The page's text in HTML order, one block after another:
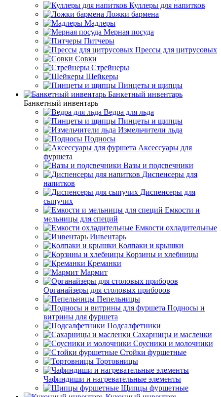
Куллеры для напитков
Ложки бармена
Мадлеры
Мерная посуда
Питчеры
Прессы для цитрусовых
Совки
Стрейнеры
Шейкеры
Пинцеты и щипцы
Банкетный инвентарь
Банкетный инвентарь
Ведра для льда
Пинцеты и щипцы
Измельчители льда
Подносы
Аксессуары для
фуршета
Вазы и подсвечники
Диспенсеры для
напитков
Диспенсеры для
сыпучих
Емкости и
мельницы для специй
Емкости охладительные
Инвентарь
Колпаки и крышки
Корзины и хлебницы
Креманки
Мармит
Органайзеры для столовых приборов
Пепельницы
Подносы и
витрины для фуршета
Подсалфетники
Сахарницы и масленки
Соусники и молочники
Стойки фуршетные
Тортовницы
Чафиндиши и нагревательные элементы
Щипцы фуршетные